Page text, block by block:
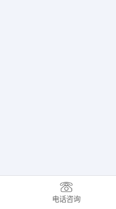
电话咨询